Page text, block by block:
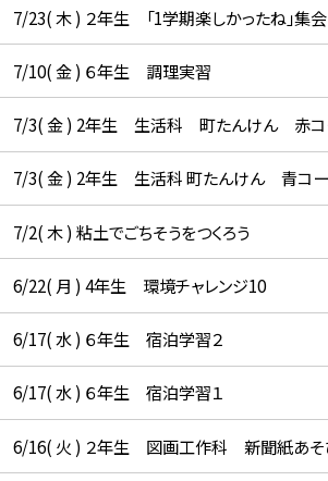
7/23( 木 ) ２年生 「1学期楽しかったね」集
7/10( 金 ) ６年生 調理実習
7/3( 金 ) 2年生 生活科 町たんけん 赤コ
7/3( 金 ) 2年生 生活科 町たんけん 青コ
7/2( 木 ) 粘土でごちそうをつくろう
6/22( 月 ) 4年生 環境チャレンジ10
6/17( 水 ) ６年生 宿泊学習２
6/17( 水 ) ６年生 宿泊学習１
6/16( 火 ) ２年生 図画工作科 新聞紙あそ